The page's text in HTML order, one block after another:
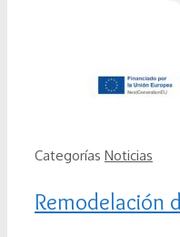
Categorías Noticias
Remodelación